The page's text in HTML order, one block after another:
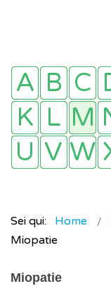
Sei qui: Home
Miopatie
Miopatie